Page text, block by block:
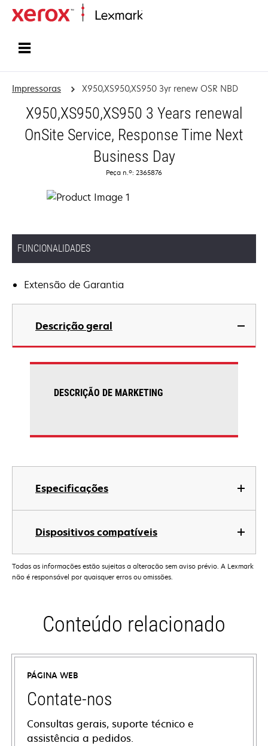
Impressoras X950,XS950,XS950 3yr renew OSR NBD
X950,XS950,XS950 3 Years renewal
OnSite Service, Response Time Next
Business Day
Peça n.º: 2365876
FUNCIONALIDADES
Extensão de Garantia
Descrição geral
Especificações
Dispositivos compatíveis
DESCRIÇÃO DE MARKETING
Todas as informações estão sujeitas a alteração sem aviso prévio. A Lexmark
não é responsável por quaisquer erros ou omissões.
Conteúdo relacionado
PÁGINA WEB
Contate-nos
Consultas gerais, suporte técnico e
assistência a pedidos.